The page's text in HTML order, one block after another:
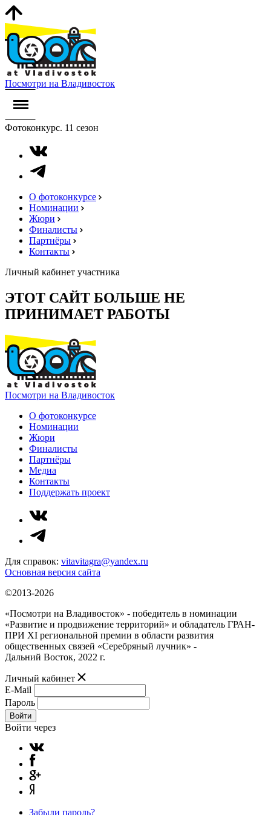
Посмотри на Владивосток
Фотоконкурс. 11 сезон
О фотоконкурсе
Номинации
Жюри
Финалисты
Партнёры
Контакты
Личный кабинет участника
ЭТОТ САЙТ БОЛЬШЕ НЕ
ПРИНИМАЕТ РАБОТЫ
Посмотри на Владивосток
О фотоконкурсе
Номинации
Жюри
Финалисты
Партнёры
Медиа
Контакты
Поддержать проект
Для справок: vitavitagra@yandex.ru
Основная версия сайта
©2013-2026
«Посмотри на Владивосток» - победитель в номинации
«Развитие и продвижение территорий» и обладатель ГРАН-
ПРИ XI региональной премии в области развития
общественных связей «Серебряный лучник» -
Дальний Восток, 2022 г.
Личный кабинет
E-Mail
Пароль
Войти
Войти через
Забыли пароль?